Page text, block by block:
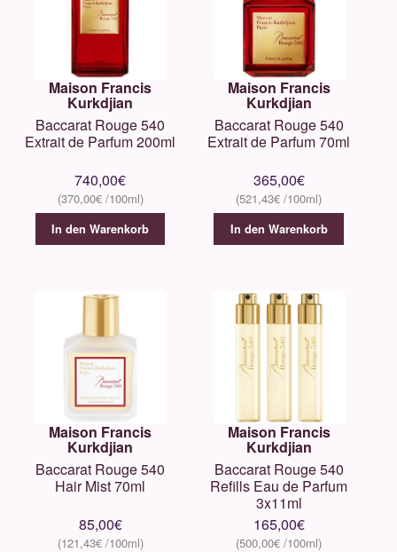
Maison Francis
Kurkdjian
Baccarat Rouge 540
Extrait de Parfum 200ml
740,00€
370,00€
In den Warenkorb
Maison Francis
Kurkdjian
Baccarat Rouge 540
Extrait de Parfum 70ml
365,00€
521,43€
In den Warenkorb
Maison Francis
Kurkdjian
Baccarat Rouge 540
Hair Mist 70ml
85,00€
121,43€
Maison Francis
Kurkdjian
Baccarat Rouge 540
Refills Eau de Parfum
3x11ml
165,00€
500,00€